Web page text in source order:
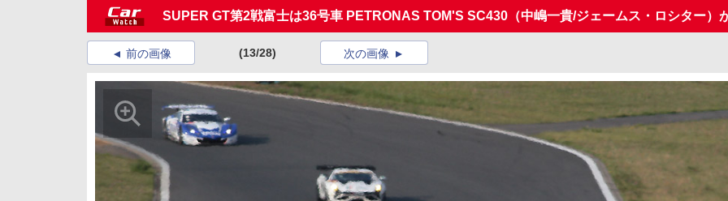
SUPER GT第2戦富士は36号車 PETRONAS TOM'S SC430（中嶋一貴/ジェームス・ロシター）
前の画像 (13/28) 次の画像